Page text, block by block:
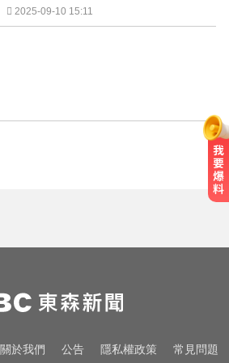
2025-09-10 15:11
關於我們 公告 隱私權政策 常見問題